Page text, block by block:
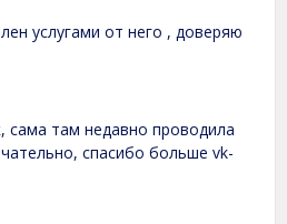
услугами от него , доверяю
сама там недавно проводила
спасибо больше vk-